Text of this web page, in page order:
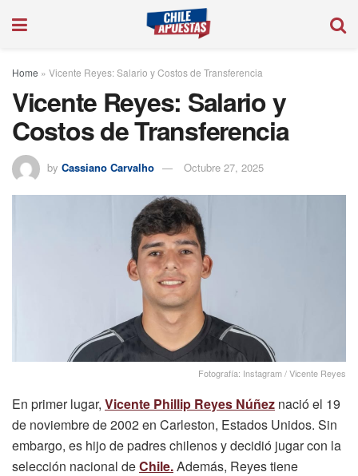
Home » Vicente Reyes: Salario y Costos de Transferencia
Vicente Reyes: Salario y
Costos de Transferencia
by Cassiano Carvalho Octubre 27, 2025
Fotografía: Instagram / Vicente Reyes
En primer lugar, Vicente Phillip Reyes Núñez nació el 19
de noviembre de 2002 en Carleston, Estados Unidos. Sin
embargo, es hijo de padres chilenos y decidió jugar con la
selección nacional deChile.Además, Reyes tiene